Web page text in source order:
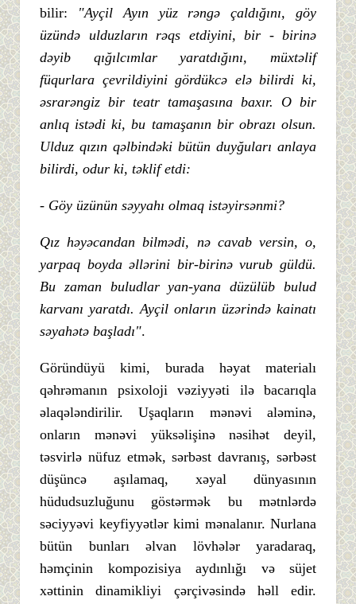
bilir:
"Ayçil Ayın yüz rəngə çaldığını, göy
üzündə ulduzların rəqs etdiyini, bir - birinə
dəyib qığılcımlar yaratdığını, müxtəlif
füqurlara çevrildiyini gördükcə elə bilirdi ki,
əsrarəngiz bir teatr tamaşasına baxır. O bir
anlıq istədi ki, bu tamaşanın bir obrazı olsun.
Ulduz qızın qəlbindəki bütün duyğuları anlaya
bilirdi, odur ki, təklif etdi:
- Göy üzünün səyyahı olmaq istəyirsənmi?
Qız həyəcandan bilmədi, nə cavab versin, o,
yarpaq boyda əllərini bir-birinə vurub güldü.
Bu zaman buludlar yan-yana düzülüb bulud
karvanı yaratdı. Ayçil onların üzərində kainatı
səyahətə başladı".
Göründüyü kimi, burada həyat materialı
qəhrəmanın psixoloji vəziyyəti ilə bacarıqla
əlaqələndirilir. Uşaqların mənəvi aləminə,
onların mənəvi yüksəlişinə nəsihət deyil,
təsvirlə nüfuz etmək, sərbəst davranış, sərbəst
düşüncə aşılamaq, xəyal dünyasının
hüdudsuzluğunu göstərmək bu mətnlərdə
səciyyəvi keyfiyyətlər kimi mənalanır. Nurlana
bütün bunları əlvan lövhələr yaradaraq,
həmçinin kompozisiya aydınlığı və süjet
xəttinin dinamikliyi çərçivəsində həll edir.